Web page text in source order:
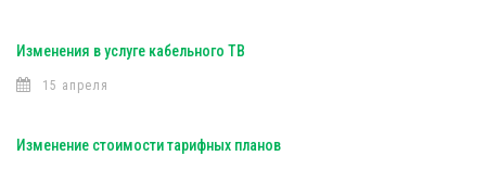
Изменения в услуге кабельного ТВ
15 апреля
Изменение стоимости тарифных планов